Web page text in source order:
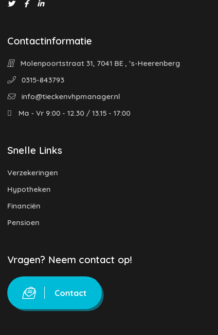
Contactinformatie
Molenpoortstraat 31, 7041 BE , ’s-Heerenberg
0315-843793
info@tieckenvhpmanager.nl
Ma - Vr 9:00 - 12.30 / 13.15 - 17:00
Snelle Links
Verzekeringen
Hypotheken
Financiën
Pensioen
Vragen? Neem contact op!
Contact